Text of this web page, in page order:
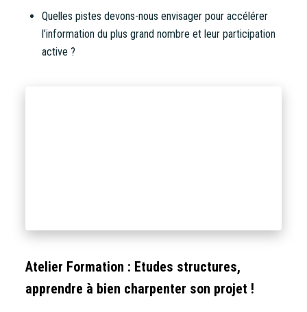
Quelles pistes devons-nous envisager pour accélérer
l’information du plus grand nombre et leur participation
active ?
Atelier Formation : Etudes structures,
apprendre à bien charpenter son projet !